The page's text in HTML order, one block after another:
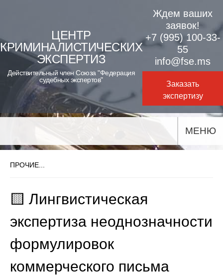
content
ЦЕНТР
КРИМИНАЛИСТИЧЕСКИХ
ЭКСПЕРТИЗ
Действительный член Союза "Федерация
судебных экспертов"
Ждем ваших
заявок!
+7 (995) 100-33-
55
info@fse.ms
Заказать
экспертизу
МЕНЮ
ПРОЧИЕ...
🟨 Лингвистическая
экспертиза неоднозначности
формулировок
коммерческого письма